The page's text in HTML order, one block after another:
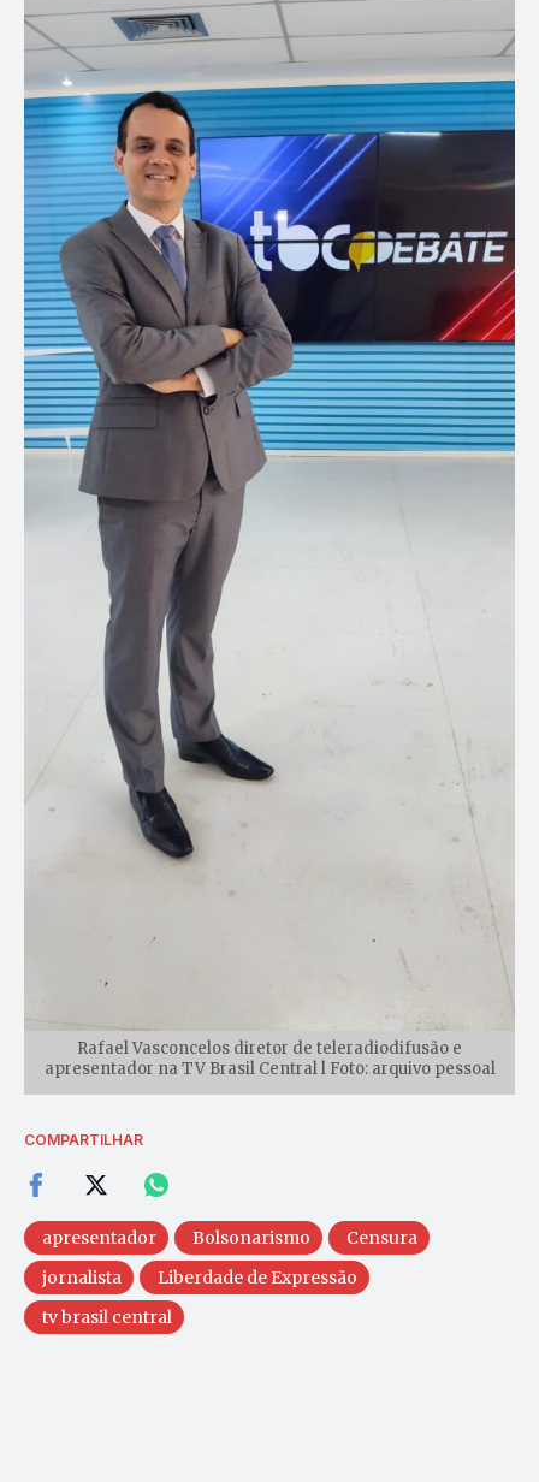
Rafael Vasconcelos diretor de teleradiodifusão e
apresentador na TV Brasil Central l Foto: arquivo pessoal
COMPARTILHAR
apresentador Bolsonarismo
Censura
jornalista
Liberdade de Expressão
tv brasil central